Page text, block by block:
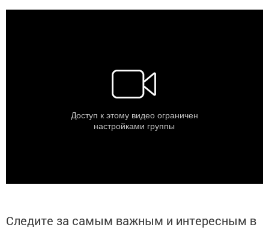
Следите за самым важным и интересным в